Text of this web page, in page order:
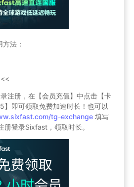
法：
注册，在【会员充值】中点击【卡
】即可领取免费加速时长！也可以
tg-exchange 填写
册登录Sixfast，领取时长。